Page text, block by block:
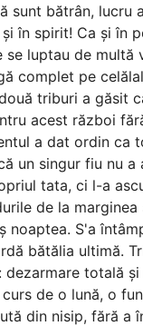
sunt bătrân, lucru
în spirit! Ca și în
se luptau de multă
complet pe
triburi a găsit
acest război
a dat ordin ca
un singur fiu nu a
tata, ci l-a
de la marginea
noaptea. S'a
bătălia ultimă.
dezarmare totală
de o lună, o
din nisip, fără a